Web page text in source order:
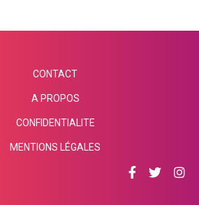
CONTACT
A PROPOS
CONFIDENTIALITE
MENTIONS LÉGALES